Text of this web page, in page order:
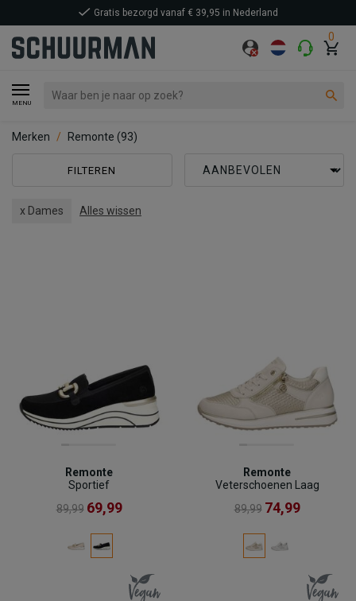
0
MENU
Gratis bezorgd vanaf € 39,95 in Nederland
Merken Remonte (93)
FILTEREN
x Dames Alles wissen
Remonte
Sportief
89,99 69,99
Remonte
Veterschoenen Laag
89,99 74,99